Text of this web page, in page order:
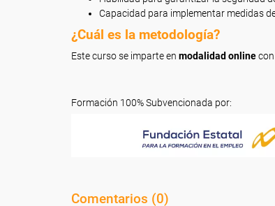
Capacidad para implementar medidas
¿Cuál es la metodología?
Este curso se imparte en modalidad online
Formación 100% Subvencionada por:
Comentarios (0)